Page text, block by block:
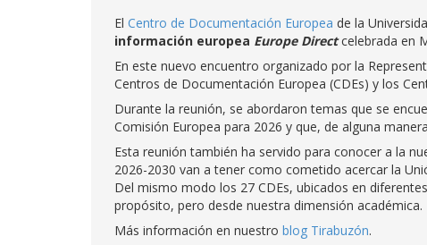
El Centro de Documentación Europea de la
información europea Europe Directcelebrada en
En este nuevo encuentro organizado por la
Centros de Documentación Europea (CDEs) y los
Durante la reunión, se abordaron temas que se
Comisión Europea para 2026 y que, de alguna
Esta reunión también ha servido para conocer a la
2026-2030 van a tener como cometido acercar la
Del mismo modo los 27 CDEs, ubicados en
propósito, pero desde nuestra dimensión académica.
Más información en nuestro blog Tirabuzón.